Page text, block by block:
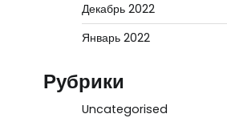
Декабрь 2022
Январь 2022
Рубрики
Uncategorised